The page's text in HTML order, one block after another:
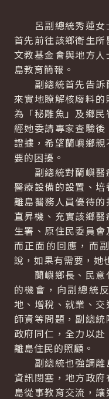
呂副總統秀蓮女
首先前往該鄉衛生
文教基金會與地方
島教育簡報。
副總統首先告訴
來實地瞭解核廢料
為「秘雕魚」及鄉民
經她委請專家查驗
證據，希望蘭嶼鄉
要的困擾。
副總統對蘭嶼醫
醫療設備的設置、
離島醫務人員優待
直昇機、充實該鄉
生署、原住民委員
而正面的回應，而
說，如果有需要，她
蘭嶼鄉長、民意
的機會，向副總統
地、增稅、就業、
師資等問題，副總
政府同仁，全力以
離島住民的照顧。
副總統也強調離
資訊閉塞，地方政
島從事教育交流，